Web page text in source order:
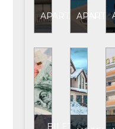
APARTAMENT
BILET